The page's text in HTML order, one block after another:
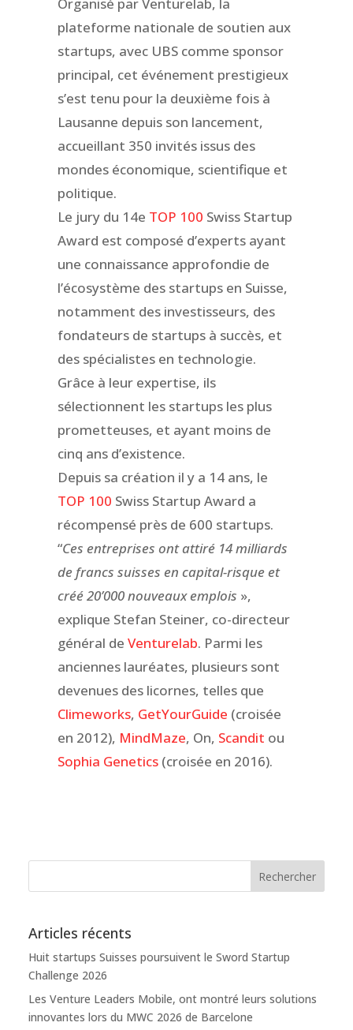
plateforme nationale de soutien aux
startups, avec UBS comme sponsor
principal, cet événement prestigieux
s’est tenu pour la deuxième fois à
Lausanne depuis son lancement,
accueillant 350 invités issus des
mondes économique, scientifique et
politique.
Le jury du 14e TOP 100 Swiss Startup
Award est composé d’experts ayant
une connaissance approfondie de
l’écosystème des startups en Suisse,
notamment des investisseurs, des
fondateurs de startups à succès, et
des spécialistes en technologie.
Grâce à leur expertise, ils
sélectionnent les startups les plus
prometteuses, et ayant moins de
cinq ans d’existence.
Depuis sa création il y a 14 ans, le
TOP 100 Swiss Startup Award a
récompensé près de 600 startups.
“Ces entreprises ont attiré 14 milliards
de francs suisses en capital-risque et
créé 20’000 nouveaux emplois »,
explique Stefan Steiner, co-directeur
général deVenturelab. Parmi les
anciennes lauréates, plusieurs sont
devenues des licornes, telles que
Climeworks, GetYourGuide (croisée
en 2012), MindMaze, On, Scandit ou
Sophia Genetics (croisée en 2016).
Articles récents
Huit startups Suisses poursuivent le Sword Startup
Challenge 2026
Les Venture Leaders Mobile, ont montré leurs solutions
innovantes lors du MWC 2026 de Barcelone